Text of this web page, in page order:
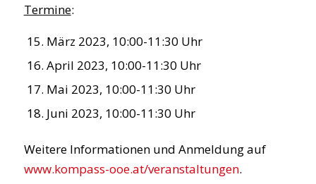
Termine:
März 2023, 10:00-11:30 Uhr
April 2023, 10:00-11:30 Uhr
Mai 2023, 10:00-11:30 Uhr
Juni 2023, 10:00-11:30 Uhr
Weitere Informationen und Anmeldung auf
www.kompass-ooe.at/veranstaltungen.